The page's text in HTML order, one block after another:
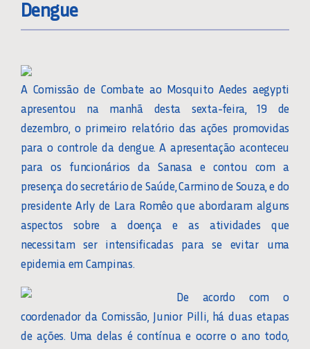
Dengue
A Comissão de Combate ao Mosquito Aedes aegypti
apresentou na manhã desta sexta-feira, 19 de
dezembro, o primeiro relatório das ações promovidas
para o controle da dengue. A apresentação aconteceu
para os funcionários da Sanasa e contou com a
presença do secretário de Saúde, Carmino de Souza, e do
presidente Arly de Lara Romêo que abordaram alguns
aspectos sobre a doença e as atividades que
necessitam ser intensificadas para se evitar uma
epidemia em Campinas.
De acordo com o
coordenador da Comissão, Junior Pilli, há duas etapas
de ações. Uma delas é contínua e ocorre o ano todo,